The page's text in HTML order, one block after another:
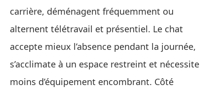
carrière, déménagent fréquemment ou
alternent télétravail et présentiel. Le chat
accepte mieux l’absence pendant la journée,
s’acclimate à un espace restreint et nécessite
moins d’équipement encombrant. Côté